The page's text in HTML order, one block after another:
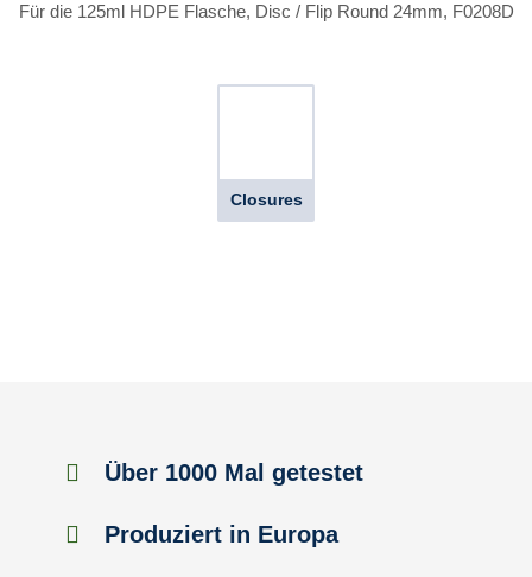
Für die 125ml HDPE Flasche, Disc / Flip Round 24mm, F0208D
Closures
Über 1000 Mal getestet
Produziert in Europa